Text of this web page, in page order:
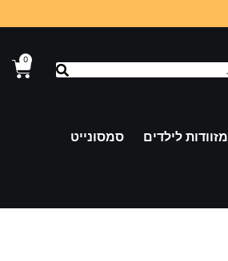
0
מזוודות לילדים סמסונייט